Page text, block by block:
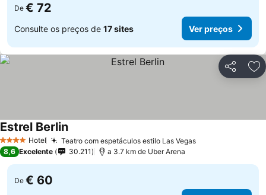
De € 72
Consulte os preços de 17 sites Ver preços
Partilhar
4 EstrelasHotel Teatro com espetáculos estilo Las VegasVer preços
Estrel BerlinVer preços
8,6 Excelente 30.211 a 3.7 km de Uber Arena
De € 60